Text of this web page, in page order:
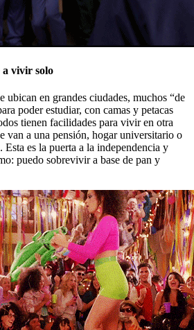
vivir solo
ubican en grandes ciudades, muchos “de
poder estudiar, con camas y petacas
tienen facilidades para vivir en otra
van a una pensión, hogar universitario o
Esta es la puerta a la independencia y
puedo sobrevivir a base de pan y